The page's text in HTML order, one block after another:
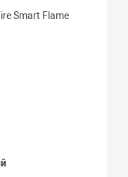
Smart Flame